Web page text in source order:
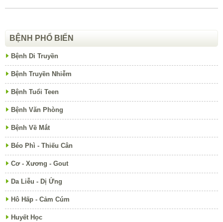
BỆNH PHỔ BIẾN
Bệnh Di Truyền
Bệnh Truyền Nhiễm
Bệnh Tuổi Teen
Bệnh Văn Phòng
Bệnh Về Mắt
Béo Phì - Thiếu Cân
Cơ - Xương - Gout
Da Liễu - Dị Ứng
Hô Hấp - Cảm Cúm
Huyết Học